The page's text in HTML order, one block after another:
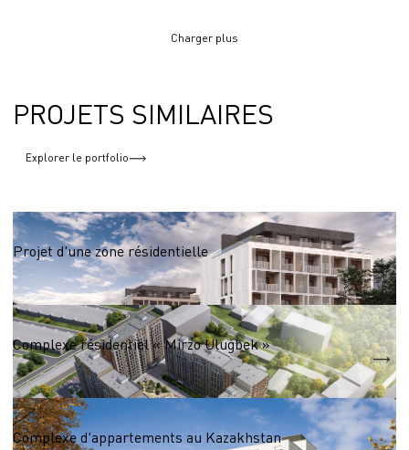
Charger plus
PROJETS SIMILAIRES
Explorer le portfolio
Complexes résidentiels de plus de 100 000 m².
Projet d'une zone résidentielle
S = 100 000 m2
Complexes résidentiels 50 000 - 100 000 m2
Complexe résidentiel « Mirzo Ulugbek »
S = 83 040 m2
Complexes résidentiels de plus de 100 000 m².
Complexe d'appartements au Kazakhstan